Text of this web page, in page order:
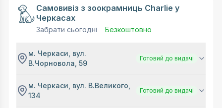
Самовивіз з зоокрамниць Charlie у
Черкасах
Забрати сьогодні Безкоштовно
м. Черкаси, вул.
В.Чорновола, 59
Готовий до видачі
м. Черкаси, вул. В.Великого,
134
Готовий до видачі